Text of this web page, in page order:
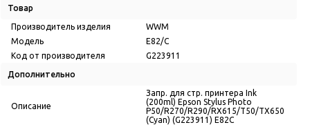
Товар
Производитель изделия
WWM
Модель
E82/C
Код от производителя
G223911
Дополнительно
Описание
Запр. для стр. принтера Ink
(200ml) Epson Stylus Photo
P50/R270/R290/RX615/T50/TX650
(Cyan) (G223911) E82C